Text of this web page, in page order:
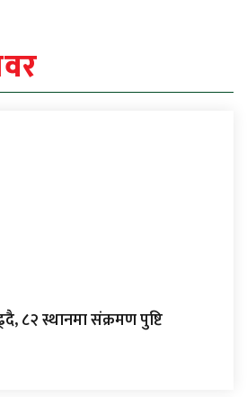
८२ स्थानमा संक्रमण पुष्टि